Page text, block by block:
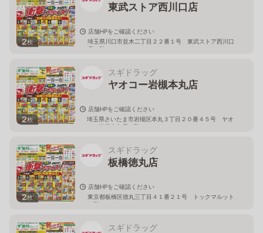
2枚
東武ストア西川口店
店舗HPをご確認ください
埼玉県川口市並木二丁目２２番１号 東武ストア西川口
店２階
2枚
スギドラッグ
ヤオコー岩槻本丸店
店舗HPをご確認ください
埼玉県さいたま市岩槻区本丸３丁目２０番４５号 ヤオ
コー岩槻本丸店２階
2枚
スギドラッグ
板橋徳丸店
店舗HPをご確認ください
東京都板橋区徳丸三丁目４１番２１号 トックマルット
１階
スギドラッグ